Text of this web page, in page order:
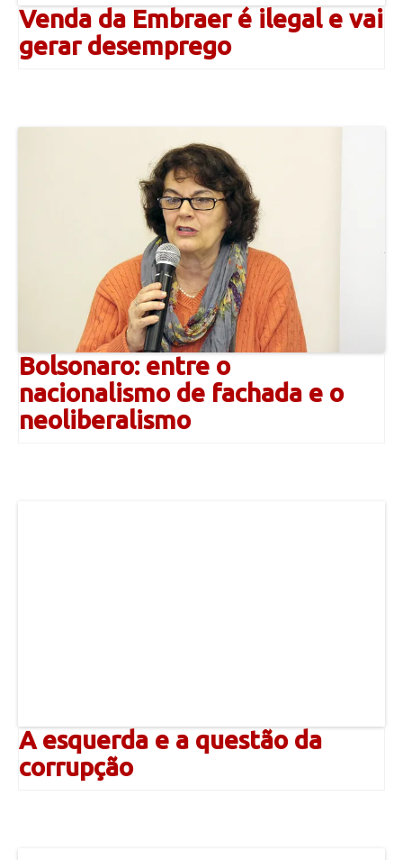
Venda da Embraer é ilegal e vai
gerar desemprego
Bolsonaro: entre o
nacionalismo de fachada e o
neoliberalismo
A esquerda e a questão da
corrupção